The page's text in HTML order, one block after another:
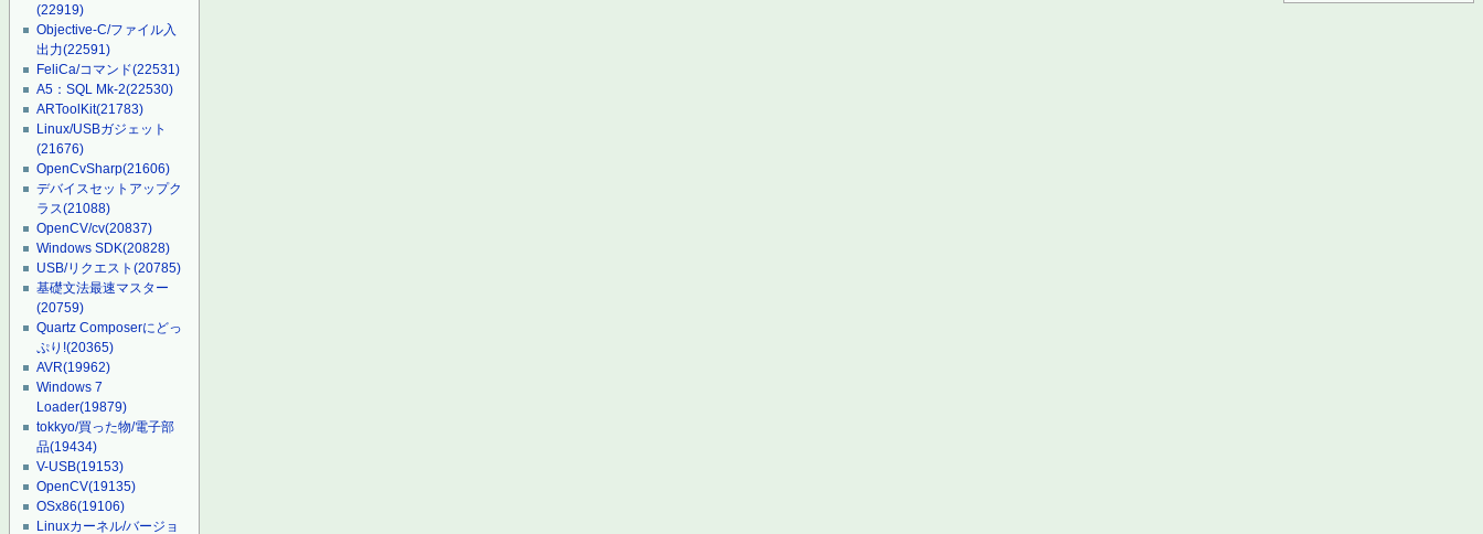
(22919)
Objective-C/ファイル入
出力(22591)
FeliCa/コマンド(22531)
A5：SQL Mk-2(22530)
ARToolKit(21783)
Linux/USBガジェット
(21676)
OpenCvSharp(21606)
デバイスセットアップク
ラス(21088)
OpenCV/cv(20837)
Windows SDK(20828)
USB/リクエスト(20785)
基礎文法最速マスター
(20759)
Quartz Composerにどっ
ぷり!(20365)
AVR(19962)
Windows 7
Loader(19879)
tokkyo/買った物/電子部
品(19434)
V-USB(19153)
OpenCV(19135)
OSx86(19106)
Linuxカーネル/バージョ